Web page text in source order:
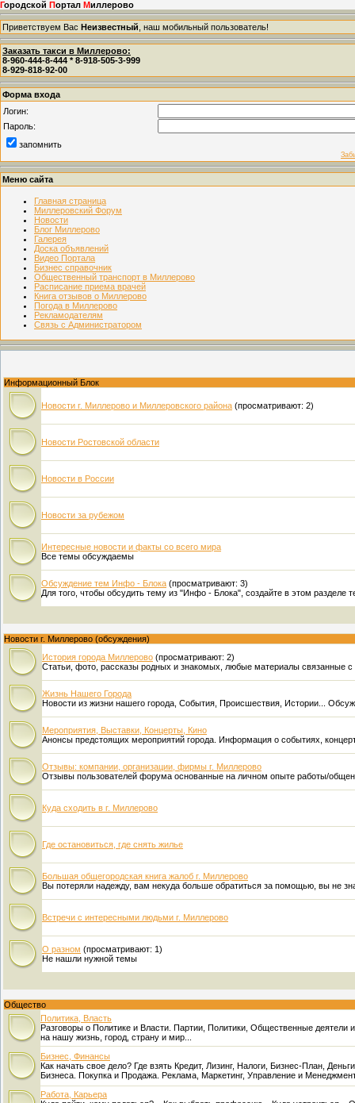
Городской Портал Миллерово
Приветствуем Вас Неизвестный , наш мобильный пользователь!
Заказать такси в Миллерово:
8-960-444-8-444 * 8-918-505-3-999
8-929-818-92-00
Форма входа
Логин:
Пароль:
запомнить
Меню сайта
Главная страница
Миллеровский Форум
Новости
Блог Миллерово
Галерея
Доска объявлений
Видео Портала
Бизнес справочник
Общественный транспорт в Миллерово
Расписание приема врачей
Книга отзывов о Миллерово
Погода в Миллерово
Рекламодателям
Связь с Администратором
Информационный Блок
Новости г. Миллерово и Миллеровского района (просматривают: 2)
Новости Ростовской области
Новости в России
Новости за рубежом
Интересные новости и факты со всего мира
Все темы обсуждаемы
Обсуждение тем Инфо - Блока (просматривают: 3)
Для того, чтобы обсудить тему из "Инфо - Блока", создайте в этом разделе
Новости г. Миллерово (обсуждения)
История города Миллерово (просматривают: 2)
Статьи, фото, рассказы родных и знакомых, любые материалы связанные с
Жизнь Нашего Города
Новости из жизни нашего города, События, Происшествия, Истории...
Мероприятия, Выставки, Концерты, Кино
Анонсы предстоящих мероприятий города. Информация о событиях,
Отзывы: компании, организации, фирмы г. Миллерово
Отзывы пользователей форума основанные на личном опыте работы/
Куда сходить в г. Миллерово
Где остановиться, где снять жилье
Большая общегородская книга жалоб г. Миллерово
Вы потеряли надежду, вам некуда больше обратиться за помощью, вы не
Встречи с интересными людьми г. Миллерово
О разном (просматривают: 1)
Не нашли нужной темы
Общество
Политика, Власть
Разговоры о Политике и Власти. Партии, Политики, Общественные деятели
на нашу жизнь, город, страну и мир...
Бизнес, Финансы
Как начать свое дело? Где взять Кредит, Лизинг, Налоги, Бизнес-План,
Бизнеса. Покупка и Продажа. Реклама, Маркетинг, Управление и
Работа, Карьера